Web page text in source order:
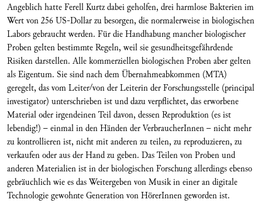
Angeblich hatte Ferell Kurtz dabei geholfen, drei harmlose Bakterien im
Wert von 256 US-Dollar zu besorgen, die normalerweise in biologischen
Labors gebraucht werden. Für die Handhabung mancher biologischer
Proben gelten bestimmte Regeln, weil sie gesundheitsgefährdende
Risiken darstellen. Alle kommerziellen biologischen Proben aber gelten
als Eigentum. Sie sind nach dem Übernahmeabkommen (MTA)
geregelt, das vom Leiter/von der Leiterin der Forschungsstelle (principal
investigator) unterschrieben ist und dazu verpflichtet, das erworbene
Material oder irgendeinen Teil davon, dessen Reproduktion (es ist
lebendig!) – einmal in den Händen der VerbraucherInnen – nicht mehr
zu kontrollieren ist, nicht mit anderen zu teilen, zu reproduzieren, zu
verkaufen oder aus der Hand zu geben. Das Teilen von Proben und
anderen Materialien ist in der biologischen Forschung allerdings ebenso
gebräuchlich wie es das Weitergeben von Musik in einer an digitale
Technologie gewohnte Generation von HörerInnen geworden ist.